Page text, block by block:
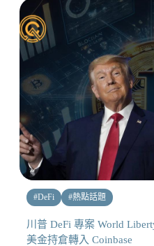
#DeFi #熱點話題
川普 DeFi 專案 World
美金持倉轉入 Coinbase